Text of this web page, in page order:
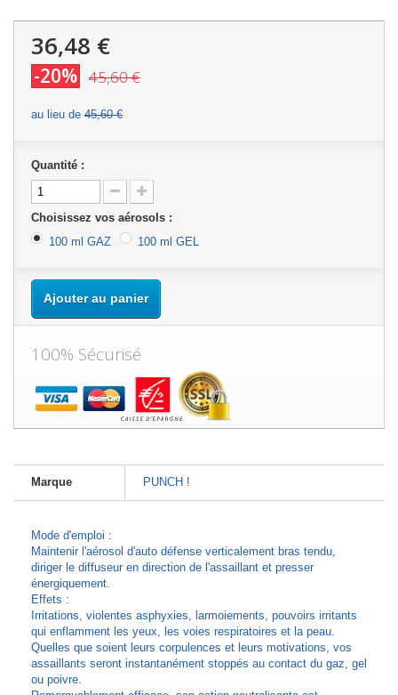
36,48 €
-20% 45,60 €
au lieu de 45,60 €
Quantité :
Choisissez vos aérosols :
100 ml GAZ
100 ml GEL
Ajouter au panier
100% Sécurisé
Marque PUNCH !
Mode d'emploi :
Maintenir l'aérosol d'auto défense verticalement bras tendu,
diriger le diffuseur en direction de l'assaillant et presser
énergiquement.
Effets :
Irritations, violentes asphyxies, larmoiements, pouvoirs irritants
qui enflamment les yeux, les voies respiratoires et la peau.
Quelles que soient leurs corpulences et leurs motivations, vos
assaillants seront instantanément stoppés au contact du gaz, gel
ou poivre.